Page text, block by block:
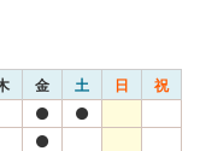
金 土 日 祝